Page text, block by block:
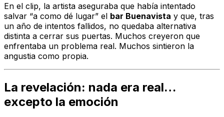
En el clip, la artista aseguraba que había intentado
salvar “a como dé lugar” el bar Buenavista y que, tras
un año de intentos fallidos, no quedaba alternativa
distinta a cerrar sus puertas. Muchos creyeron que
enfrentaba un problema real. Muchos sintieron la
angustia como propia.
La revelación: nada era real…
excepto la emoción